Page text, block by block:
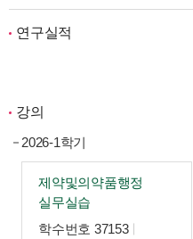
연구실적
강의
2026-1학기
제약및의약품행정
실무실습
학수번호 37153